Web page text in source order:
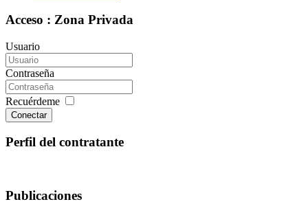
Acceso : Zona Privada
Usuario
Contraseña
Recuérdeme
Conectar
Perfil del contratante
Publicaciones